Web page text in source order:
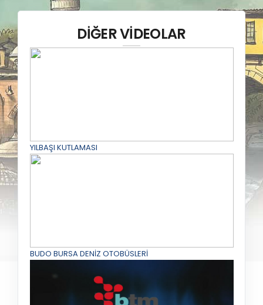
DİĞER VİDEOLAR
YILBAŞI KUTLAMASI
BUDO BURSA DENİZ OTOBÜSLERİ